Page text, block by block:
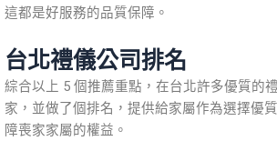
這都是好服務的品質保障。
台北禮儀公司排名
綜合以上 5 個推薦重點，在台北許多優質的
家，並做了個排名，提供給家屬作為選擇優
障喪家家屬的權益。